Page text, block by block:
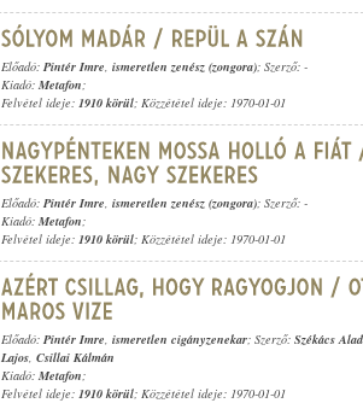
Előadó: Pintér Imre, ismeretlen zenész (zongora); Szerző: -
Kiadó: Metafon;
Felvétel ideje: 1910 körül; Közzététel ideje: 1970-01-01
Előadó: Pintér Imre, ismeretlen zenész (zongora); Szerző: -
Kiadó: Metafon;
Felvétel ideje: 1910 körül; Közzététel ideje: 1970-01-01
Előadó: Pintér Imre, ismeretlen cigányzenekar; Szerző: Székács
Lajos, Csillai Kálmán
Kiadó: Metafon;
Felvétel ideje: 1910 körül; Közzététel ideje: 1970-01-01